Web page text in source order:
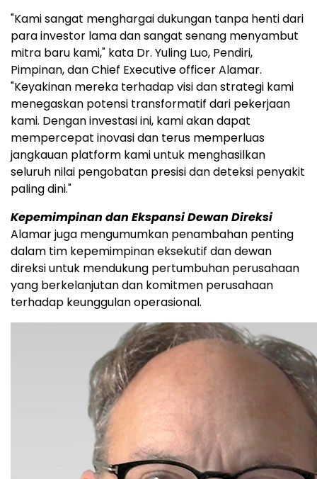
"Kami sangat menghargai dukungan tanpa henti dari
para investor lama dan sangat senang menyambut
mitra baru kami," kata Dr. Yuling Luo, Pendiri,
Pimpinan, dan Chief Executive officer Alamar.
"Keyakinan mereka terhadap visi dan strategi kami
menegaskan potensi transformatif dari pekerjaan
kami. Dengan investasi ini, kami akan dapat
mempercepat inovasi dan terus memperluas
jangkauan platform kami untuk menghasilkan
seluruh nilai pengobatan presisi dan deteksi penyakit
paling dini."
Kepemimpinan dan Ekspansi Dewan Direksi
Alamar juga mengumumkan penambahan penting
dalam tim kepemimpinan eksekutif dan dewan
direksi untuk mendukung pertumbuhan perusahaan
yang berkelanjutan dan komitmen perusahaan
terhadap keunggulan operasional.